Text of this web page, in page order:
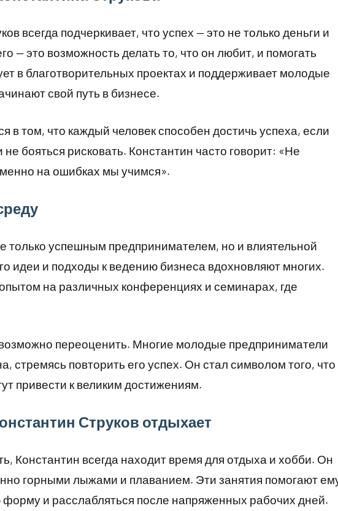
всегда подчеркивает, что успех — это не только деньги и
— это возможность делать то, что он любит, и помогать
в благотворительных проектах и поддерживает молодые
свой путь в бизнесе.
в том, что каждый человек способен достичь успеха, если
бояться рисковать. Константин часто говорит: «Не
на ошибках мы учимся».
только успешным предпринимателем, но и влиятельной
идеи и подходы к ведению бизнеса вдохновляют многих.
на различных конференциях и семинарах, где
переоценить. Многие молодые предприниматели
стремясь повторить его успех. Он стал символом того, что
привести к великим достижениям.
Струков отдыхает
Константин всегда находит время для отдыха и хобби. Он
горными лыжами и плаванием. Эти занятия помогают
и расслабляться после напряженных рабочих дней.